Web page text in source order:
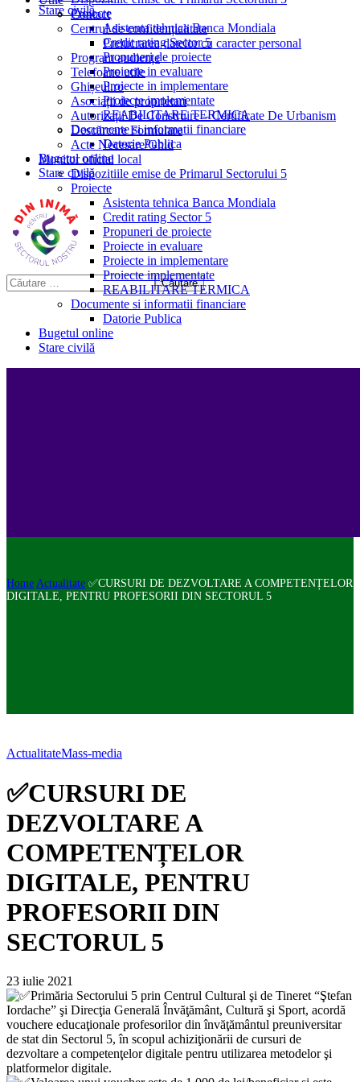
Stare civilă
Proiecte
Asistenta tehnica Banca Mondiala
Credit rating Sector 5
Propuneri de proiecte
Proiecte in evaluare
Proiecte in implementare
Proiecte implementate
REABILITARE TERMICA
Documente si informatii financiare
Datorie Publica
Bugetul online
Stare civilă
Contact
Centrul de confidențialitate
Prelucrarea datelor cu caracter personal
Program audiențe
Telefoane utile
Ghișeul.ro
Asociații de proprietari
Autorizații De Construire – Certificate De Urbanism
Descărcare Formulare
Acte Necesare/Ghid
Monitor oficial local
Dispozitiile emise de Primarul Sectorului 5
Proiecte
Asistenta tehnica Banca Mondiala
Credit rating Sector 5
Propuneri de proiecte
Proiecte in evaluare
Proiecte in implementare
Proiecte implementate
REABILITARE TERMICA
Documente si informatii financiare
Datorie Publica
Bugetul online
Stare civilă
Home Actualitate ✅CURSURI DE DEZVOLTARE A COMPETENȚELOR
DIGITALE, PENTRU PROFESORII DIN SECTORUL 5
ActualitateMass-media
✅CURSURI DE
DEZVOLTARE A
COMPETENȚELOR
DIGITALE, PENTRU
PROFESORII DIN
SECTORUL 5
23 iulie 2021
Primăria Sectorului 5 prin Centrul Cultural şi de Tineret “Ştefan
Iordache” şi Direcţia Generală Învăţământ, Cultură şi Sport, acordă
vouchere educaţionale profesorilor din învăţământul preuniversitar
de stat din Sectorul 5, în scopul achiziţionării de cursuri de
dezvoltare a competenţelor digitale pentru utilizarea metodelor şi
platformelor digitale.